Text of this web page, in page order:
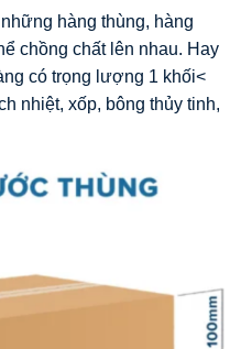
hàng thùng, hàng
chồng chất lên nhau. Hay
có trọng lượng 1 khối<
nhiệt, xốp, bông thủy tinh,